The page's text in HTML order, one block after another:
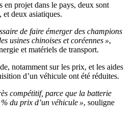
en projet dans le pays, deux sont
et deux asiatiques.
de faire émerger des champions
usines chinoises et coréennes »,
et matériels de transport.
notamment sur les prix, et les aides
d’un véhicule ont été réduites.
compétitif, parce que la batterie
du prix d’un véhicule », souligne